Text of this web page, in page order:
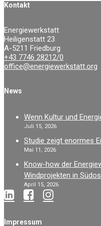
Kontakt
Energiewerkstatt
Heiligenstatt 23
A-5211 Friedburg
+43 7746 28212/0
office@energiewerkstatt.org
News
Wenn Kultur und
Juli 15, 2026
Studie zeigt enormes
Mai 11, 2026
Know-how der
Windprojekten in
April 15, 2026
Impressum